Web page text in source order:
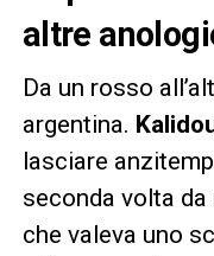
altre
Da un rosso
argentina.
lasciare
seconda volta da
che valeva uno